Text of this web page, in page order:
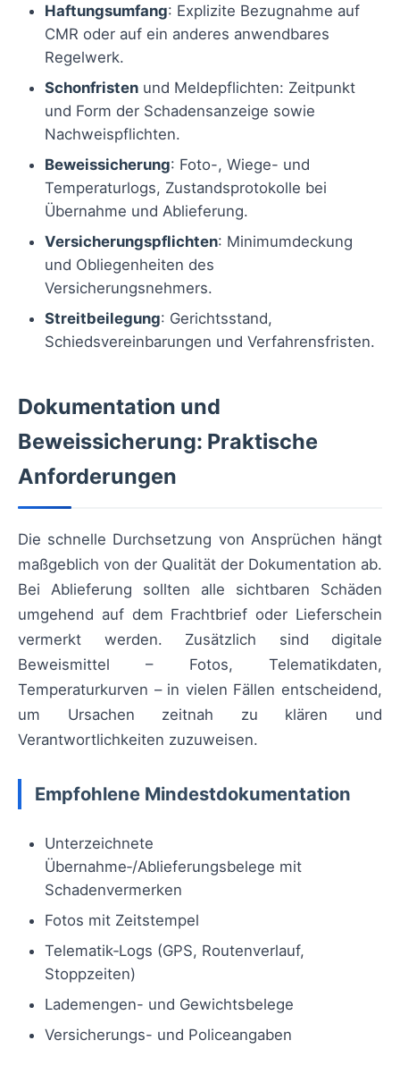
Haftungsumfang: Explizite Bezugnahme auf
CMR oder auf ein anderes anwendbares
Regelwerk.
Schonfristen und Meldepflichten: Zeitpunkt
und Form der Schadensanzeige sowie
Nachweispflichten.
Beweissicherung: Foto-, Wiege- und
Temperaturlogs, Zustandsprotokolle bei
Übernahme und Ablieferung.
Versicherungspflichten: Minimumdeckung
und Obliegenheiten des
Versicherungsnehmers.
Streitbeilegung: Gerichtsstand,
Schiedsvereinbarungen und Verfahrensfristen.
Dokumentation und
Beweissicherung: Praktische
Anforderungen
Die schnelle Durchsetzung von Ansprüchen hängt
maßgeblich von der Qualität der Dokumentation ab.
Bei Ablieferung sollten alle sichtbaren Schäden
umgehend auf dem Frachtbrief oder Lieferschein
vermerkt werden. Zusätzlich sind digitale
Beweismittel – Fotos, Telematikdaten,
Temperaturkurven – in vielen Fällen entscheidend,
um Ursachen zeitnah zu klären und
Verantwortlichkeiten zuzuweisen.
Empfohlene Mindestdokumentation
Unterzeichnete
Übernahme‑/Ablieferungsbelege mit
Schadenvermerken
Fotos mit Zeitstempel
Telematik‑Logs (GPS, Routenverlauf,
Stoppzeiten)
Lademengen- und Gewichtsbelege
Versicherungs- und Policeangaben